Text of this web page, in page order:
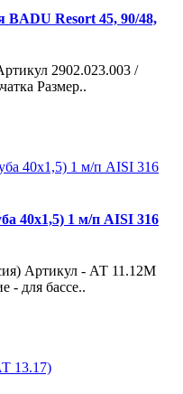
BADU Resort 45, 90/48,
2902.023.003 /
Размер..
40х1,5) 1 м/п AISI 316
Артикул - АТ 11.12М
- для бассе..